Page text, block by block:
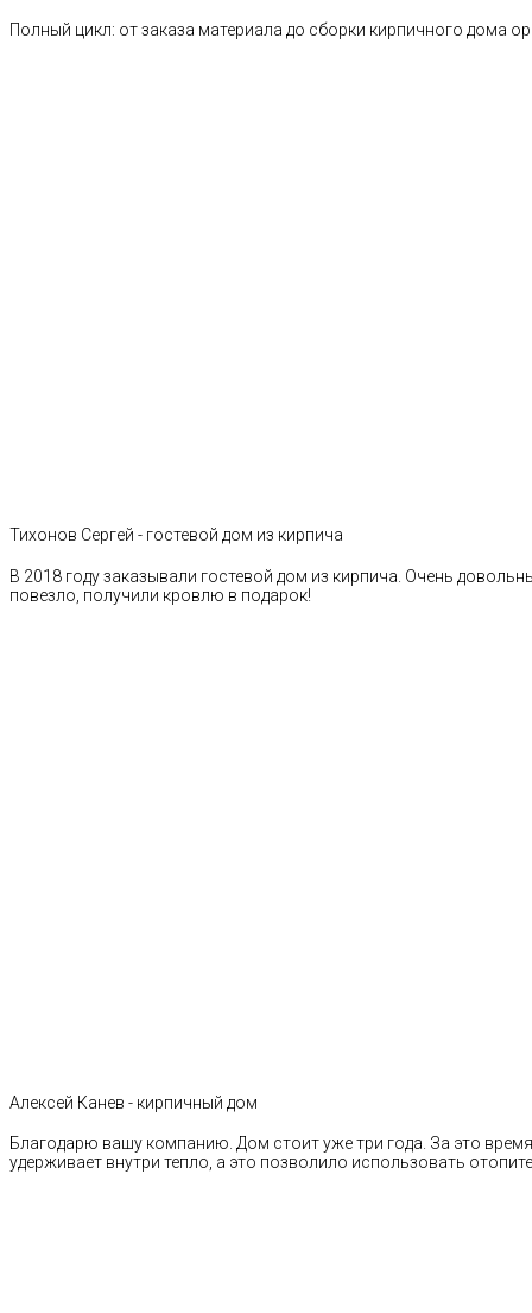
Полный цикл: от заказа материала до сборки кирпичного дома
Тихонов Сергей - гостевой дом из кирпича
В 2018 году заказывали гостевой дом из кирпича. Очень
повезло, получили кровлю в подарок!
Алексей Канев - кирпичный дом
Благодарю вашу компанию. Дом стоит уже три года. За это
удерживает внутри тепло, а это позволило использовать